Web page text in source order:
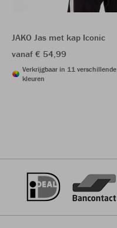
JAKO Jas met kap Iconic
vanaf € 54,99
Verkrijgbaar in 11 verschillende
kleuren